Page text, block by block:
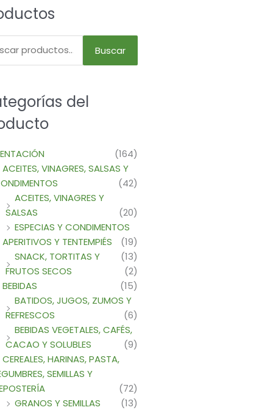
Buscar
del
(164)
ACEITES, VINAGRES, SALSAS Y
(42)
ACEITES, VINAGRES Y
SALSAS
(20)
ESPECIAS Y CONDIMENTOS
(19)
APERITIVOS Y TENTEMPIÉS
(13)
SNACK, TORTITAS Y
FRUTOS SECOS
(2)
BEBIDAS
(15)
BATIDOS, JUGOS, ZUMOS Y
REFRESCOS
(6)
BEBIDAS VEGETALES, CAFÉS,
CACAO Y SOLUBLES
(9)
CEREALES, HARINAS, PASTA,
SEMILLAS Y
(72)
GRANOS Y SEMILLAS
(13)